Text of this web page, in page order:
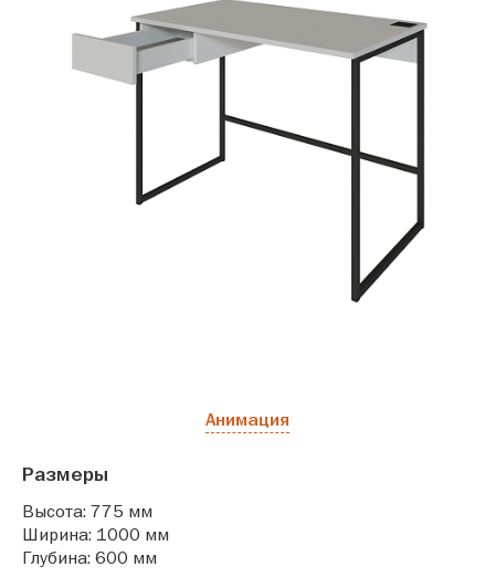
Анимация
Размеры
Высота: 775 мм
Ширина: 1000 мм
Глубина: 600 мм